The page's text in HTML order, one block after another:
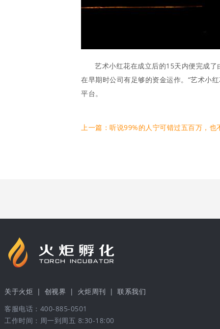
艺术小红花在成立后的15天内便完成
在早期时公司有足够的资金运作。“艺术小
平台。
关于火炬 | 创视界 | 火炬周刊 | 联系我们
客服电话：400-885-0501
工作时间：周一到周五 8:30-18:00